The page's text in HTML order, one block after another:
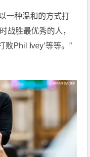
一种温和的方式打
战胜最优秀的人，
败Phil Ivey’等等。”